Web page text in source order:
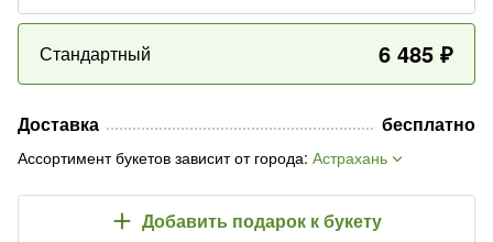
Стандартный 6 485 ₽
Доставка бесплатно
Ассортимент букетов зависит от города: Астрахань
Добавить подарок к букету